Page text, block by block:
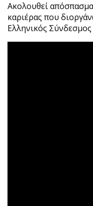
Ακολουθεί
καριέρας που
Ελληνικός